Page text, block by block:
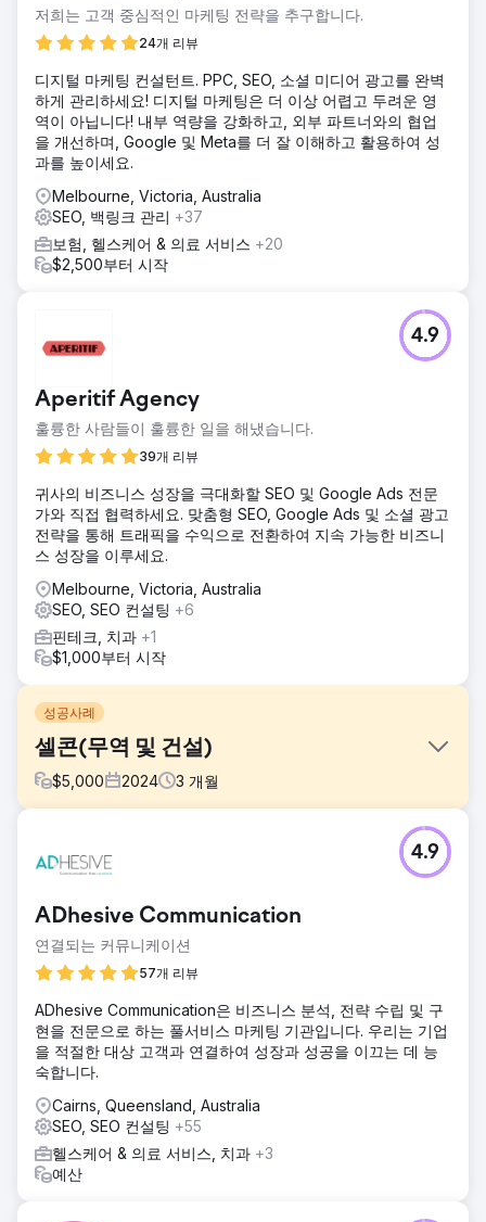
저희는 고객 중심적인 마케팅 전략을 추구합니다.
24개 리뷰
디지털 마케팅 컨설턴트. PPC, SEO, 소셜 미디어 광고를 완벽
하게 관리하세요! 디지털 마케팅은 더 이상 어렵고 두려운 영
역이 아닙니다! 내부 역량을 강화하고, 외부 파트너와의 협업
을 개선하며, Google 및 Meta를 더 잘 이해하고 활용하여 성
과를 높이세요.
Melbourne, Victoria, Australia
SEO, 백링크 관리 +37
보험, 헬스케어 & 의료 서비스 +20
$2,500부터 시작
Aperitif Agency
훌륭한 사람들이 훌륭한 일을 해냈습니다.
39개 리뷰
4.9
귀사의 비즈니스 성장을 극대화할 SEO 및 Google Ads 전문
가와 직접 협력하세요. 맞춤형 SEO, Google Ads 및 소셜 광고
전략을 통해 트래픽을 수익으로 전환하여 지속 가능한 비즈니
스 성장을 이루세요.
Melbourne, Victoria, Australia
SEO, SEO 컨설팅 +6
핀테크, 치과 +1
$1,000부터 시작
성공사례
셀콘(무역 및 건설)
$5,000 2024 3 개월
철거 업계에서는 속도가 무엇보다 중요합니다. Sellcon은 계약
업체들이 긴급 서비스를 필요로 할 때 지역 검색 결과에 나타
습니다. Sellcon은 당장 수요를 포착할 방법이 필요했습니다.
솔루션
즉각적인 PPC 확보와 장기적인 유기적 성장을 결합한 "하이
특정 우편번호에 대한 엄격한 지오펜싱을 적용하여 불필요한
광고 집행을 차단하는 Google Ads를 출시했습니다. 직접 반
응 카피: 급한 계약업체를 위해 사실에 기반한 긴급 광고 카피
를 작성했습니다. 로컬 SEO: 유기적 신뢰 신호를 통해 광고를
뒷받침하기 위해 Google 비즈니스 프로필을 최적화했습니다.
결과
획득 비용을 낮추는 동시에 적격 리드의 즉각적인 파이프라인
을 구축했습니다. 단 3개월 만에 100건 이상의 전환이 발생했
ADhesive Communication
연결되는 커뮤니케이션
57개 리뷰
4.9
ADhesive Communication은 비즈니스 분석, 전략 수립 및 구
현을 전문으로 하는 풀서비스 마케팅 기관입니다. 우리는 기업
을 적절한 대상 고객과 연결하여 성장과 성공을 이끄는 데 능
숙합니다.
Cairns, Queensland, Australia
SEO, SEO 컨설팅 +55
헬스케어 & 의료 서비스, 치과 +3
예산